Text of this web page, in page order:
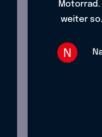
weiter